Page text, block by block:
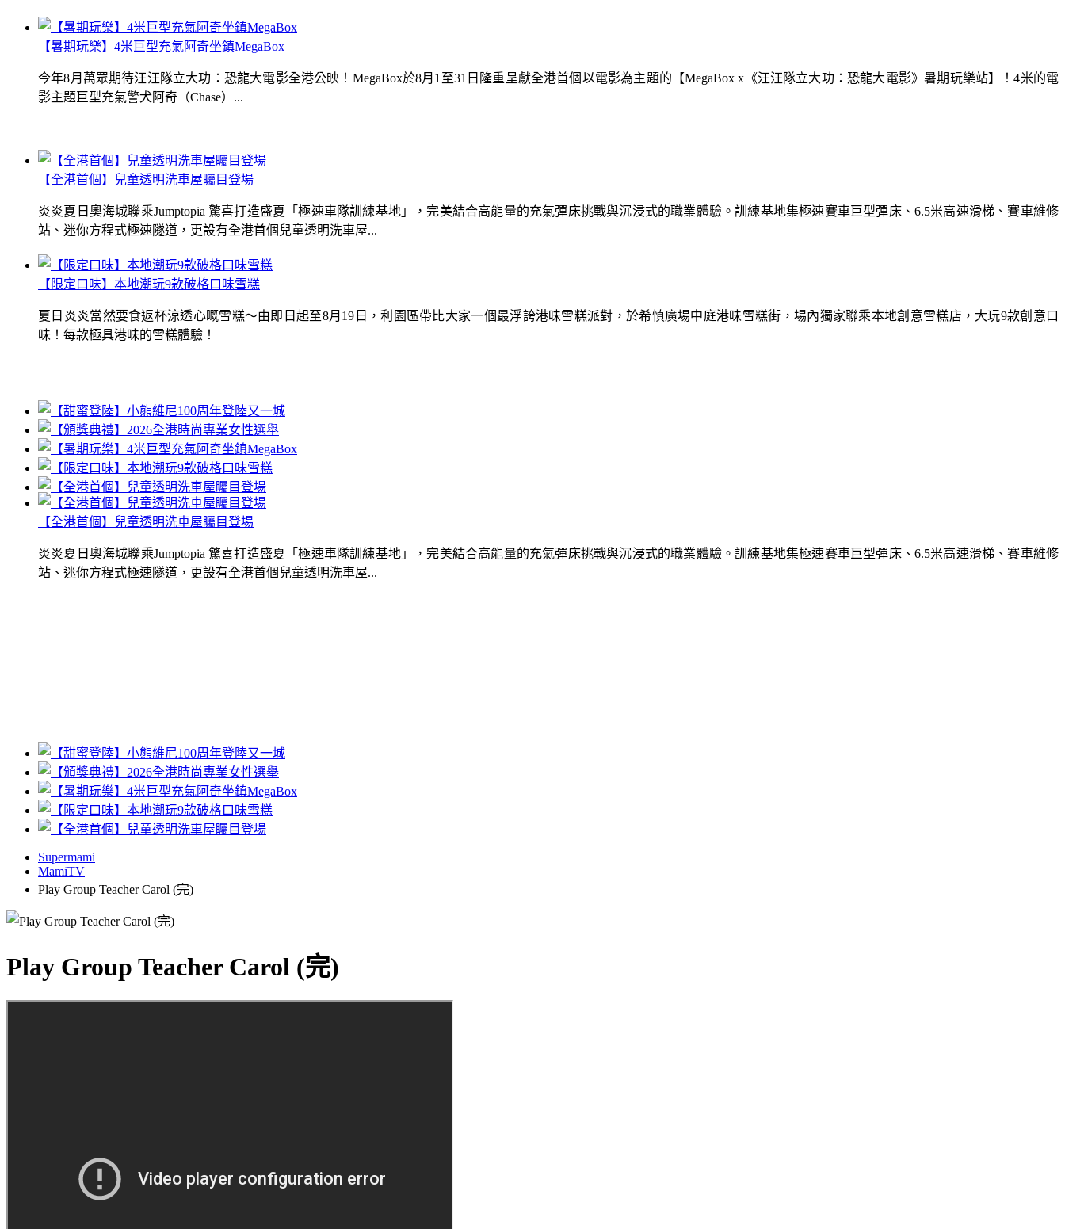
【全港首個】兒童透明洗車屋矚目登場
炎炎夏日奧海城聯乘Jumptopia 驚喜打造盛夏「極速車隊訓練基地」，完美結合高能量的充氣彈床挑戰與沉浸式的職業體驗。訓練基地集極速賽車巨型彈床、6.5米高速滑梯、賽車維修
站、迷你方程式極速隧道，更設有全港首個兒童透明洗車屋...
【暑期玩樂】4米巨型充氣阿奇坐鎮MegaBox
今年8月萬眾期待汪汪隊立大功：恐龍大電影全港公映！MegaBox於8月1至31日隆重呈獻全港首個以電影為主題的【MegaBox x《汪汪隊立大功：恐龍大電影》暑期玩樂站】！4米的電
影主題巨型充氣警犬阿奇（Chase）...
【限定口味】本地潮玩9款破格口味雪糕
夏日炎炎當然要食返杯涼透心嘅雪糕～由即日起至8月19日，利園區帶比大家一個最浮誇港味雪糕派對，於希慎廣場中庭港味雪糕街，場內獨家聯乘本地創意雪糕店，大玩9款創意口
味！每款極具港味的雪糕體驗！
【全港首個】兒童透明洗車屋矚目登場
炎炎夏日奧海城聯乘Jumptopia 驚喜打造盛夏「極速車隊訓練基地」，完美結合高能量的充氣彈床挑戰與沉浸式的職業體驗。訓練基地集極速賽車巨型彈床、6.5米高速滑梯、賽車維修
站、迷你方程式極速隧道，更設有全港首個兒童透明洗車屋...
Supermami
MamiTV
Play Group Teacher Carol (完)
Play Group Teacher Carol (完)